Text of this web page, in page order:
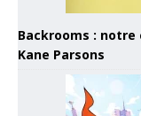
Backrooms :
Kane Parsons